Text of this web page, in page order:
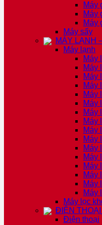
Máy
Máy
Máy
Máy sấy
MÁY LẠNH
Máy lạnh
Máy
Máy
Máy
Máy
Máy
Máy
Máy
Máy
Máy
Máy
Máy
Máy
Máy
Máy
Máy
Máy
Máy lọc
ĐIỆN THOẠI
Điện thoại